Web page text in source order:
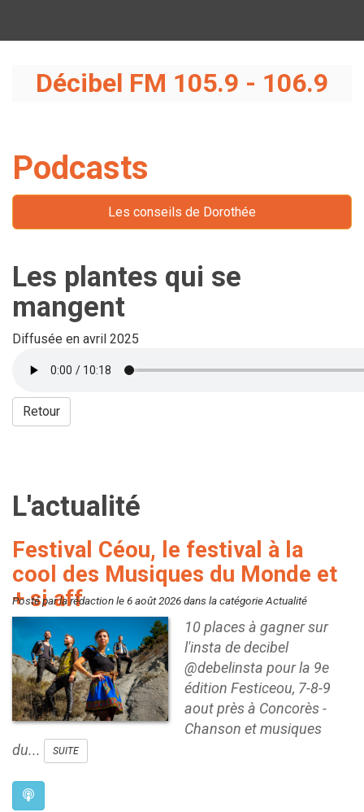
Décibel FM 105.9 - 106.9
Podcasts
Les conseils de Dorothée
Les plantes qui se
mangent
Diffusée en avril 2025
Retour
L'actualité
Festival Céou, le festival à la
cool des Musiques du Monde et
+ si aff
Posté par la rédaction le 6 août 2026 dans la catégorie Actualité
10 places à gagner sur
l'insta de decibel
@debelinsta pour la 9e
édition Festiceou, 7-8-9
aout près à Concorès -
Chanson et musiques
du...
SUITE